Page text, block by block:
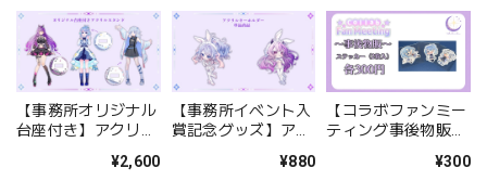
【事務所オリジナル
台座付き】アクリル
¥2,600
【事務所イベント入
賞記念グッズ】アク
¥880
【コラボファンミー
ティング事後物販】
¥300